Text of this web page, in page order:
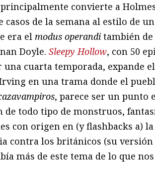
convierte a
casos de la semana al estilo de un
era el modus operandi también
Doyle. Sleepy Hollow, con 50
una cuarta temporada, expande
en una trama donde el
, parece ser un punto
de todo tipo de monstruos,
con origen en (y flashbacks a)
contra los británicos (su
más de este tema de lo que